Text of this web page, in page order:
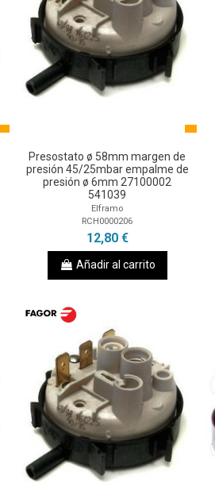
Presostato ø 58mm margen de
presión 45/25mbar empalme de
presión ø 6mm 27100002
541039
Elframo
RCH0000206
12,80 €
Añadir al carrito